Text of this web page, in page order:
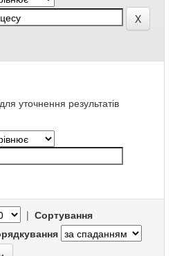
уточнення результатів
| Сортування